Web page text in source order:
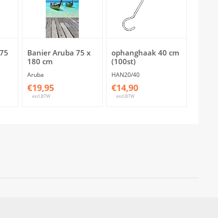
Banier Aruba 75 x
180 cm
Aruba
€19,95
excl.BTW
ophanghaak 40 cm
(100st)
HAN20/40
€14,90
excl.BTW